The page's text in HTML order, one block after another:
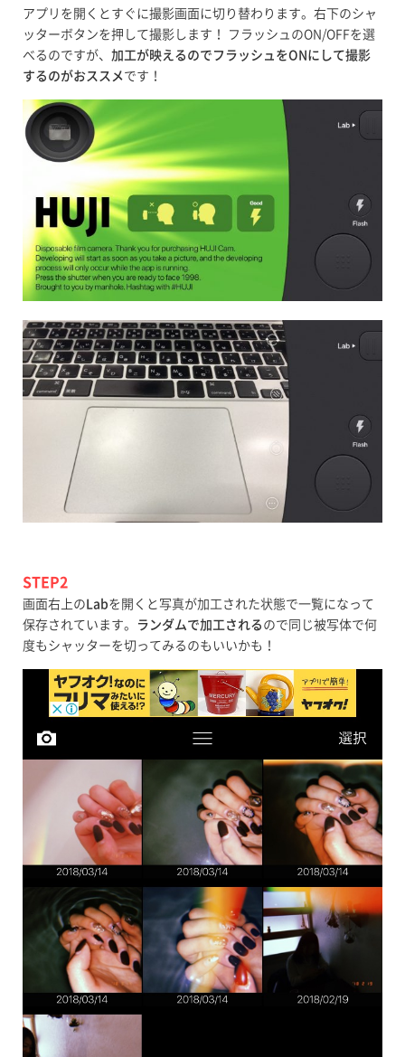
アプリを開くとすぐに撮影画面に切り替わります。右下のシャ
ッターボタンを押して撮影します！ フラッシュのON/OFFを選
べるのですが、 加工が映えるのでフラッシュをONにして撮影
するのがおススメ です！
STEP2
画面右上のLabを開くと写真が加工された状態で一覧になって
保存されています。
ランダムで加工される ので同じ被写体で何
度もシャッターを切ってみるのもいいかも！